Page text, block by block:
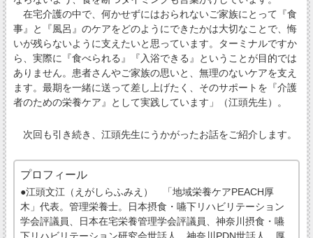
在宅介護の中で、何かせずにはおられないご家族にとって『食
事』と『風呂』のケアをどのようにできたかは大切なことで、悔
いが残らないように支えたいと思っています。ターミナルですか
ら、実際に『食べられる』『入浴できる』ということが目的では
ありません。患者さんやご家族の思いと、無理のないケアを支え
ます。最期を一緒に送って差し上げたく、そのサポートを『介護
者のための栄養ケア』として実践しています」（江頭先生）。
次回も引き続き、江頭先生にうかがったお話をご紹介します。
プロフィール
●江頭文江（えがしらふみえ） 「地域栄養ケアPEACH厚
木」代表。管理栄養士。日本摂食・嚥下リハビリテーション
学会評議員、日本在宅栄養管理学会評議員、神奈川摂食・嚥